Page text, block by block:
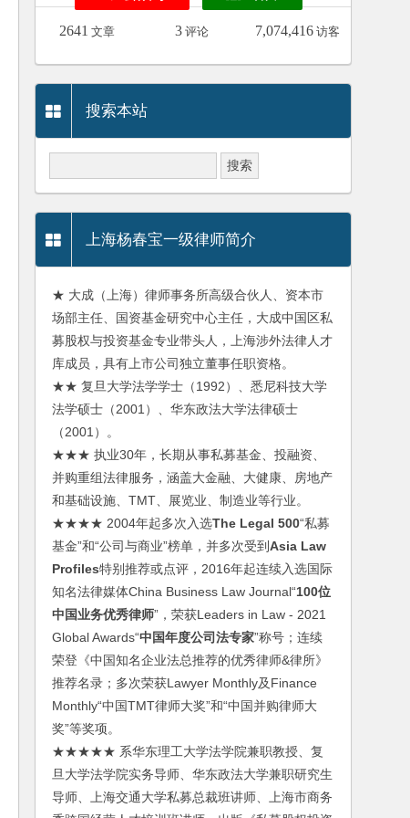
2641 文章 3 评论 7,074,416 访客
搜索本站
上海杨春宝一级律师简介
★ 大成（上海）律师事务所高级合伙人、资本市
场部主任、国资基金研究中心主任，大成中国区私
募股权与投资基金专业带头人，上海涉外法律人才
库成员，具有上市公司独立董事任职资格。
★★ 复旦大学法学学士（1992）、悉尼科技大学
法学硕士（2001）、华东政法大学法律硕士
（2001）。
★★★ 执业30年，长期从事私募基金、投融资、
并购重组法律服务，涵盖大金融、大健康、房地产
和基础设施、TMT、展览业、制造业等行业。
★★★★ 2004年起多次入选The Legal 500“私募
基金”和“公司与商业”榜单，并多次受到Asia Law
Profiles特别推荐或点评，2016年起连续入选国际
知名法律媒体China Business Law Journal“100位
中国业务优秀律师”，荣获Leaders in Law - 2021
Global Awards“中国年度公司法专家”称号；连续
荣登《中国知名企业法总推荐的优秀律师&律所》
推荐名录；多次荣获Lawyer Monthly及Finance
Monthly“中国TMT律师大奖”和“中国并购律师大
奖”等奖项。
★★★★★ 系华东理工大学法学院兼职教授、复
旦大学法学院实务导师、华东政法大学兼职研究生
导师、上海交通大学私募总裁班讲师、上海市商务